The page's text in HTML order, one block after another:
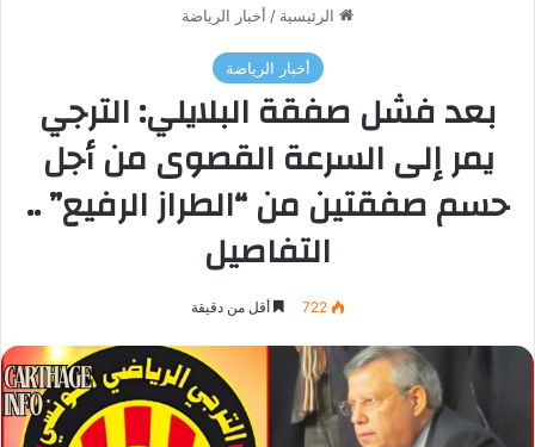
الرئيسية / أخبار الرياضة
أخبار الرياضة
بعد فشل صفقة البلايلي: الترجي
يمر إلى السرعة القصوى من أجل
حسم صفقتين من “الطراز الرفيع” ..
التفاصيل
722 أقل من دقيقة